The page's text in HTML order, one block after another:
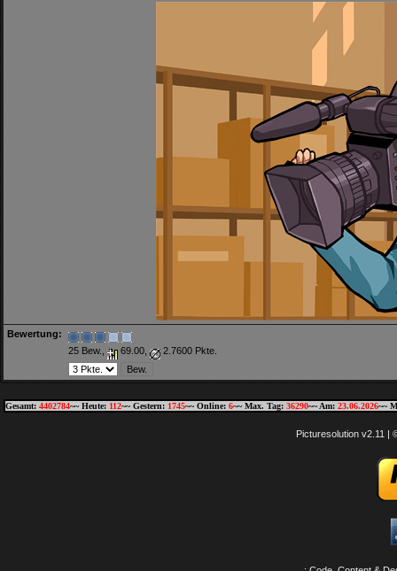
Bewertung:
25 Bew.,
69.00, 2.7600 Pkte.
Gesamt: 4402784~~ Heute: 112~~ Gestern: 1745~~ Online: 6~~ Max. Tag: 36290~~ Am: 23.06.2026~~
Picturesolution v2.11 |